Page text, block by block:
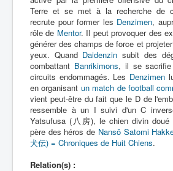
Déguisements
[]
Tous
Allié
Ami
Famille
Terre et se met à la recherche de
recrute pour former les Denzimen,
rôle de Mentor. Il peut provoquer des
générer des champs de force et
yeux. Quand Daidenzin subit des
combattant Banrikimons, il se sacrifie
circuits endommagés. Les Denzimen
en organisant un match de football
vient peut-être du fait que le D de
ressemble à un I suivi d'un C
Yatsufusa (八房), le chien divin
père des héros de Nansô Satomi
犬伝) = Chroniques de Huit Chiens.
Relation(s) :